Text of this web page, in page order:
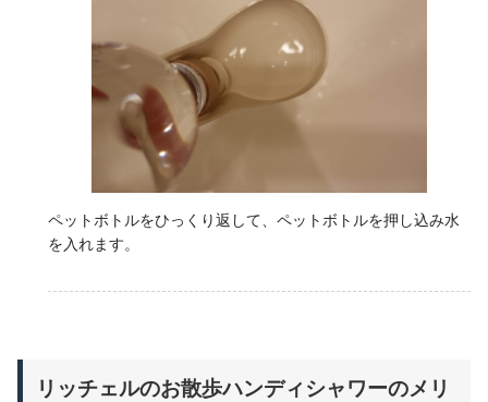
ペットボトルをひっくり返して、ペットボトルを押し込み水
を入れます。
リッチェルのお散歩ハンディシャワーのメリ